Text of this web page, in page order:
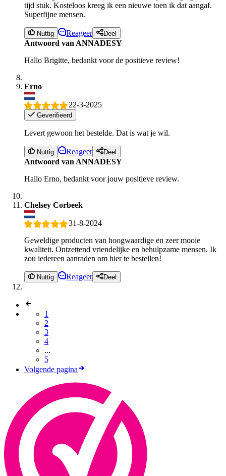
tijd stuk. Kosteloos kreeg ik een nieuwe toen ik dat aangaf.
Superfijne mensen.
Nuttig Reageer Deel
Antwoord van ANNADESY
Hallo Brigitte, bedankt voor de positieve review!
Erno
22-3-2025
Geverifieerd
Levert gewoon het bestelde. Dat is wat je wil.
Nuttig Reageer Deel
Antwoord van ANNADESY
Hallo Erno, bedankt voor jouw positieve review.
Chelsey Corbeek
31-8-2024
Geweldige producten van hoogwaardige en zeer mooie
kwaliteit. Ontzettend vriendelijke en behulpzame mensen. Ik
zou iedereen aanraden om hier te bestellen!
Nuttig Reageer Deel
1
2
3
4
...
5
Volgende pagina